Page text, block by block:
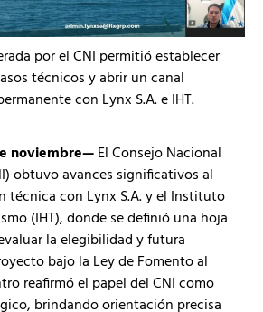
por el CNI permitió establecer
técnicos y abrir un canal
con Lynx S.A. e IHT.
noviembre—El Consejo Nacional
obtuvo avances significativos al
técnica con Lynx S.A. y el Instituto
(IHT), donde se definió una hoja
la elegibilidad y futura
bajo la Ley de Fomento al
reafirmó el papel del CNI como
brindando orientación precisa